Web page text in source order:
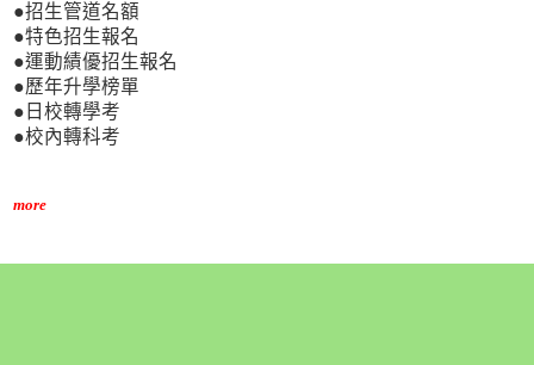
●招生管道名額
●特色招生報名
●運動績優招生報名
●歷年升學榜單
●日校轉學考
●校內轉科考
more